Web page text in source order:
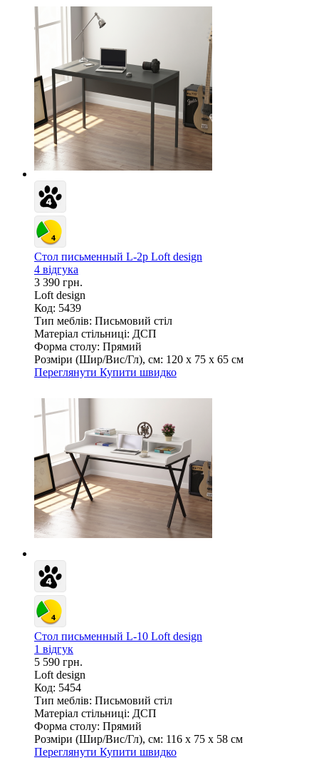
Стол письменный L-2p Loft design
4 відгука
3 390 грн.
Loft design
Код: 5439
Тип меблів: Письмовий стіл
Матеріал стільниці: ДСП
Форма столу: Прямий
Розміри (Шир/Вис/Гл), см: 120 х 75 х 65 см
Переглянути Купити швидко
Стол письменный L-10 Loft design
1 відгук
5 590 грн.
Loft design
Код: 5454
Тип меблів: Письмовий стіл
Матеріал стільниці: ДСП
Форма столу: Прямий
Розміри (Шир/Вис/Гл), см: 116 х 75 х 58 см
Переглянути Купити швидко